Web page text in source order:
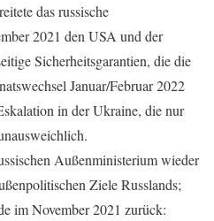
das russische
2021 den USA und der
Sicherheitsgarantien, die die
Januar/Februar 2022
in der Ukraine, die nur
Außenministerium wieder
Ziele Russlands;
im November 2021 zurück: